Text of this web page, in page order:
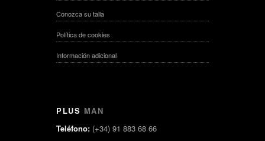
Conozca su talla
Política de cookies
Información adicional
PLUS MAN
Teléfono: (+34) 91 883 68 66